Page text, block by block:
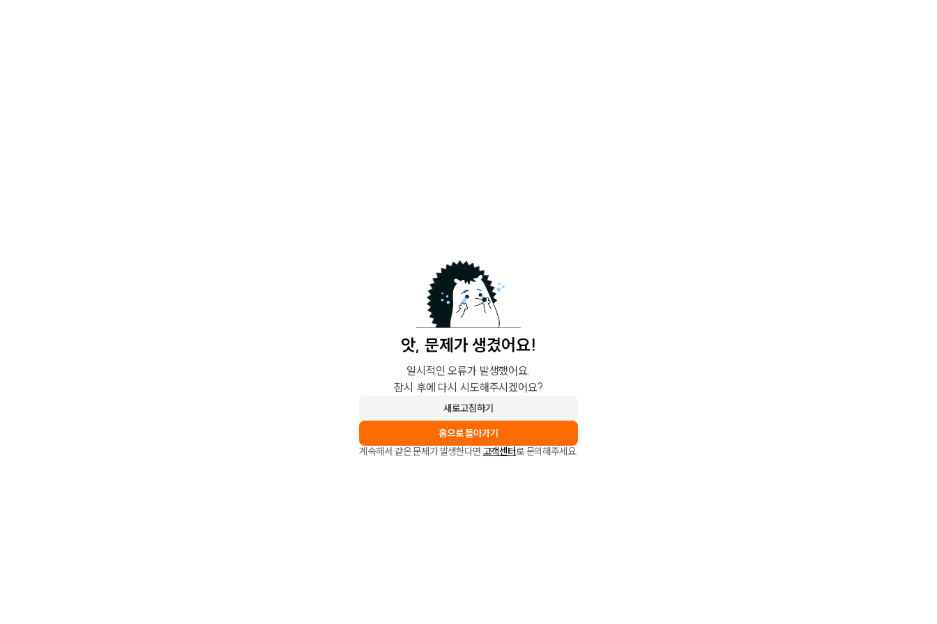
앗, 문제가 생겼어요!
일시적인 오류가 발생했어요.
잠시 후에 다시 시도해주시겠어요?
새로고침하기
홈으로 돌아가기
계속해서 같은 문제가 발생한다면 고객센터로 문의해주세요.